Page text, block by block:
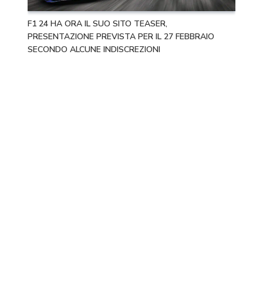
F1 24 HA ORA IL SUO SITO TEASER,
PRESENTAZIONE PREVISTA PER IL 27 FEBBRAIO
SECONDO ALCUNE INDISCREZIONI